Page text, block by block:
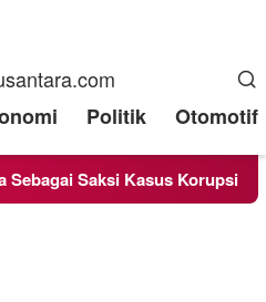
Politik Otomotif
Saksi Kasus Korupsi Bibit